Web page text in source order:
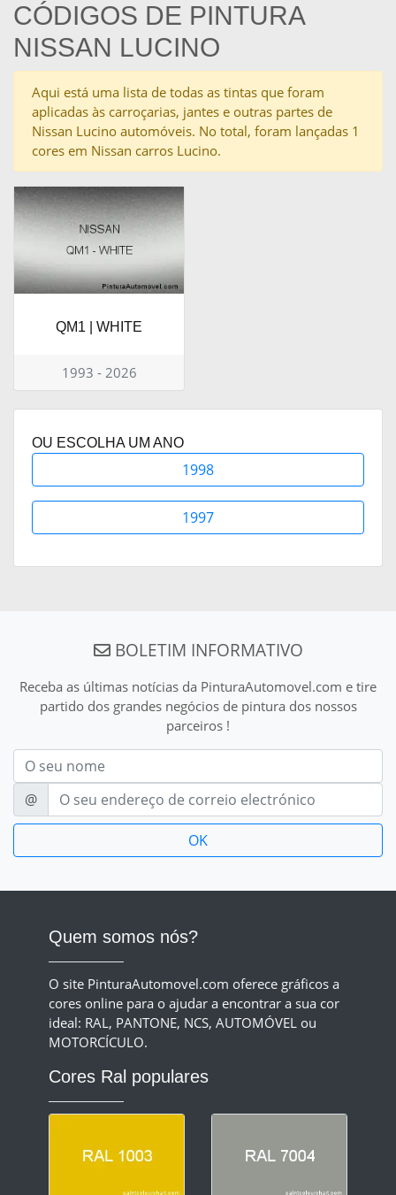
CÓDIGOS DE PINTURA
NISSAN LUCINO
Aqui está uma lista de todas as tintas que foram
aplicadas às carroçarias, jantes e outras partes de
Nissan Lucino automóveis. No total, foram lançadas 1
cores em Nissan carros Lucino.
QM1 | WHITE
1993 - 2026
OU ESCOLHA UM ANO
1998
1997
BOLETIM INFORMATIVO
Receba as últimas notícias da PinturaAutomovel.com e tire
partido dos grandes negócios de pintura dos nossos
parceiros !
Nom
E-mail
@
Quem somos nós?
O site PinturaAutomovel.com oferece gráficos a
cores online para o ajudar a encontrar a sua cor
ideal: RAL, PANTONE, NCS, AUTOMÓVEL ou
MOTORCÍCULO.
Cores Ral populares